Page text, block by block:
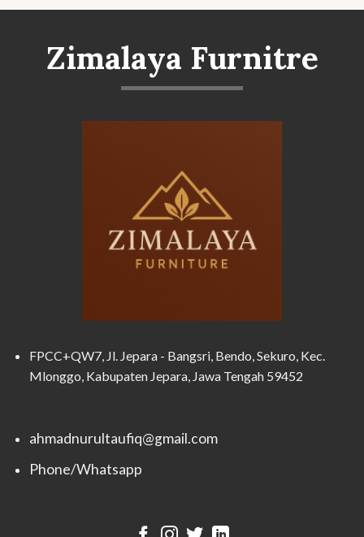
Zimalaya Furnitre
FPCC+QW7, Jl. Jepara - Bangsri, Bendo, Sekuro, Kec.
Mlonggo, Kabupaten Jepara, Jawa Tengah 59452
ahmadnurultaufiq@gmail.com
Phone/Whatsapp